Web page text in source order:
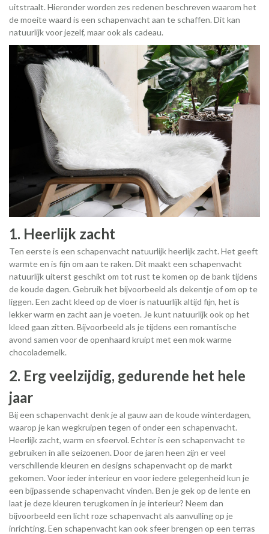
uitstraalt. Hieronder worden zes redenen beschreven waarom het
de moeite waard is een schapenvacht aan te schaffen. Dit kan
natuurlijk voor jezelf, maar ook als cadeau.
1. Heerlijk zacht
Ten eerste is een schapenvacht natuurlijk heerlijk zacht. Het geeft
warmte en is fijn om aan te raken. Dit maakt een schapenvacht
natuurlijk uiterst geschikt om tot rust te komen op de bank tijdens
de koude dagen. Gebruik het bijvoorbeeld als dekentje of om op te
liggen. Een zacht kleed op de vloer is natuurlijk altijd fijn, het is
lekker warm en zacht aan je voeten. Je kunt natuurlijk ook op het
kleed gaan zitten. Bijvoorbeeld als je tijdens een romantische
avond samen voor de openhaard kruipt met een mok warme
chocolademelk.
2. Erg veelzijdig, gedurende het hele
jaar
Bij een schapenvacht denk je al gauw aan de koude winterdagen,
waarop je kan wegkruipen tegen of onder een schapenvacht.
Heerlijk zacht, warm en sfeervol. Echter is een schapenvacht te
gebruiken in alle seizoenen. Door de jaren heen zijn er veel
verschillende kleuren en designs schapenvacht op de markt
gekomen. Voor ieder interieur en voor iedere gelegenheid kun je
een bijpassende schapenvacht vinden. Ben je gek op de lente en
laat je deze kleuren terugkomen in je interieur? Neem dan
bijvoorbeeld een licht roze schapenvacht als aanvulling op je
inrichting. Een schapenvacht kan ook sfeer brengen op een terras